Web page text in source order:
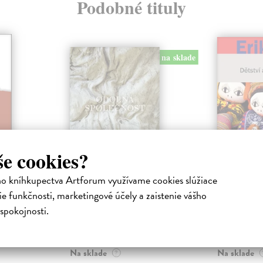
cookies?
kníhkupectva Artforum využívame cookies slúžiace
funkčnosti, marketingové účely a zaistenie vášho
Podobné tituly
| Kniha
na sklade
Odolná společnost
Koubová Alice| Kniha
Kniha Odolná společnost. Mezi
Na sklade ?
Dětství
Erikson
dětského
Na sklade